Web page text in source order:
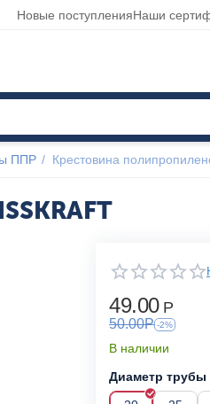
Новые поступленияНаши
ППР / Крестовина
49.00 Р
50.00Р -2%
В наличии
Диаметр